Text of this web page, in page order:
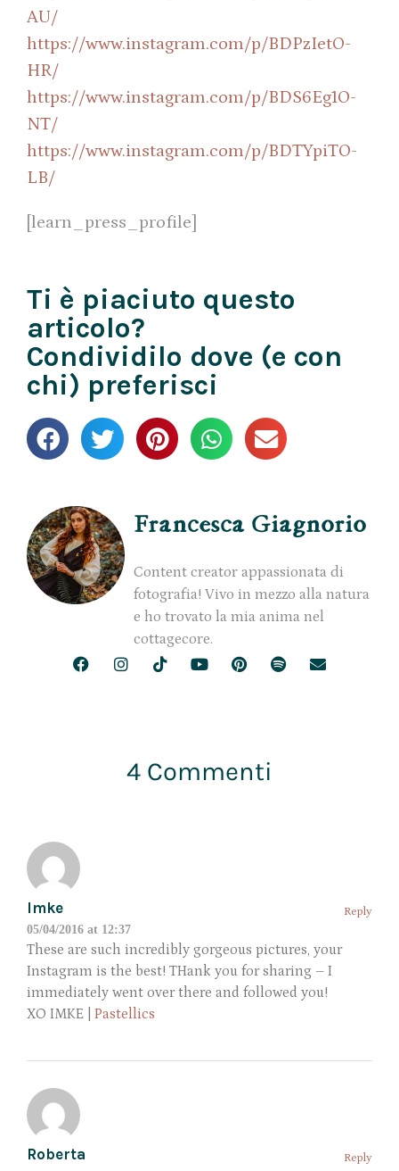
AU/
https://www.instagram.com/p/BDPzIetO-
HR/
https://www.instagram.com/p/BDS6Eg1O-
NT/
https://www.instagram.com/p/BDTYpiTO-
LB/
[learn_press_profile]
Ti è piaciuto questo
articolo?
Condividilo dove (e con
chi) preferisci
Francesca Giagnorio
Content creator appassionata di
fotografia! Vivo in mezzo alla natura
e ho trovato la mia anima nel
cottagecore.
4 Commenti
Imke
05/04/2016 at 12:37
Reply
These are such incredibly gorgeous pictures, your
Instagram is the best! THank you for sharing – I
immediately went over there and followed you!
XO IMKE | Pastellics
Roberta Reply